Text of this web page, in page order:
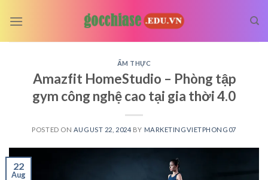
ẨM THỰC
Amazfit HomeStudio – Phòng tập
gym công nghệ cao tại gia thời 4.0
POSTED ON AUGUST 22, 2024 BY MARKETINGVIETPHONG07
22
Aug